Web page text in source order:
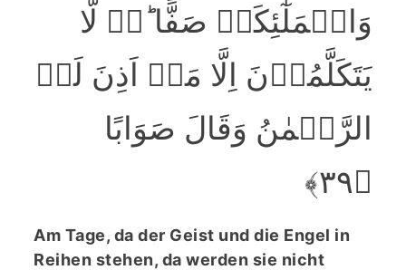
وَالۡمَلٰٓئِکَۃُ صَفًّا ؕ٭ۙ لَّا
یَتَکَلَّمُوۡنَ اِلَّا مَنۡ اَذِنَ لَہُ
الرَّحۡمٰنُ وَقَالَ صَوَابًا
﴿۳۹﴾
Am Tage, da der Geist und die Engel in
Reihen stehen, da werden sie nicht